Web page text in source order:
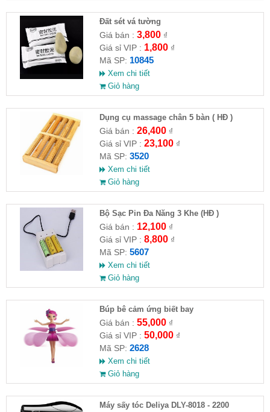
Đất sét vá tường
Giá bán : 3,800₫
Giá sỉ VIP : 1,800₫
Mã SP: 10845
Xem chi tiết
Giỏ hàng
Dụng cụ massage chân 5 bàn ( HĐ )
Giá bán : 26,400₫
Giá sỉ VIP : 23,100₫
Mã SP: 3520
Xem chi tiết
Giỏ hàng
Bộ Sạc Pin Đa Năng 3 Khe (HĐ )
Giá bán : 12,100₫
Giá sỉ VIP : 8,800₫
Mã SP: 5607
Xem chi tiết
Giỏ hàng
​Búp bê cảm ứng biết bay
Giá bán : 55,000₫
Giá sỉ VIP : 50,000₫
Mã SP: 2628
Xem chi tiết
Giỏ hàng
Máy sấy tóc Deliya DLY-8018 - 2200